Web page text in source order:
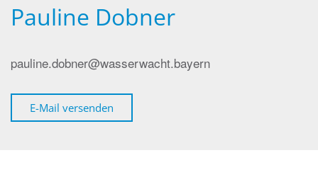
Pauline Dobner
pauline.dobner@wasserwacht.bayern
E-Mail versenden